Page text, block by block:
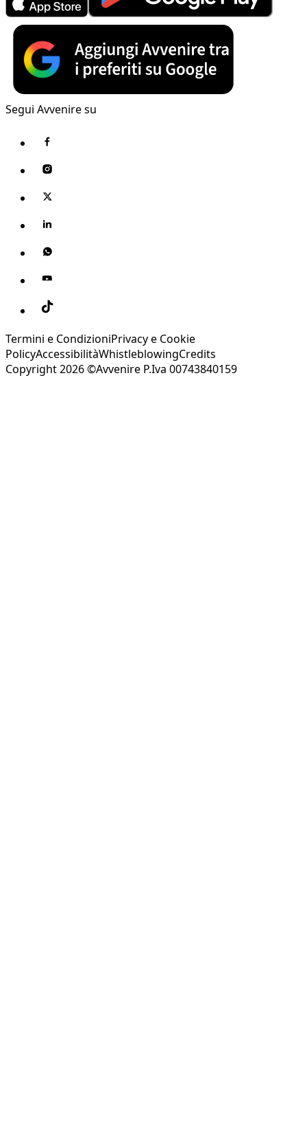
Segui Avvenire su
Termini e CondizioniPrivacy e Cookie
PolicyAccessibilitàWhistleblowingCredits
Copyright 2026 ©Avvenire P.Iva 00743840159